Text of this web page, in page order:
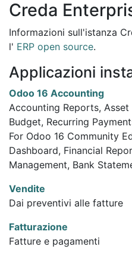
Creda
Informazioni sull'istanza
l' ERP open source.
Applicazioni
Odoo 16 Accounting
Accounting Reports,
Budget, Recurring
For Odoo 16 Community
Dashboard, Financial
Management, Bank
Vendite
Dai preventivi alle fatture
Fatturazione
Fatture e pagamenti